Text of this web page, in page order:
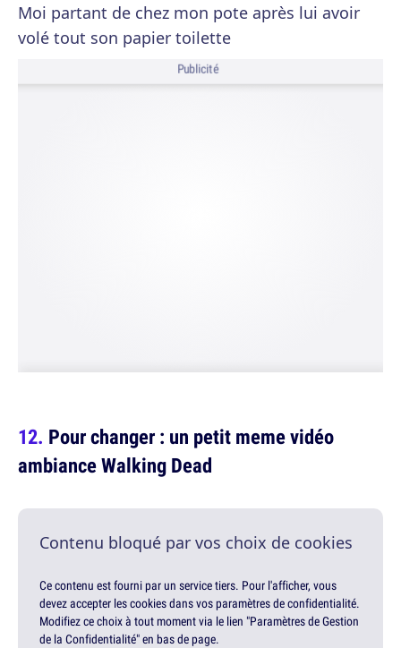
Moi partant de chez mon pote après lui avoir
volé tout son papier toilette
Publicité
Pour changer : un petit meme vidéo
ambiance Walking Dead
Contenu bloqué par vos choix de cookies
Ce contenu est fourni par un service tiers. Pour l'afficher, vous
devez accepter les cookies dans vos paramètres de confidentialité.
Modifiez ce choix à tout moment via le lien "Paramètres de Gestion
de la Confidentialité" en bas de page.